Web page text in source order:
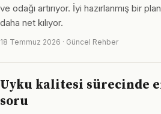
ve odağı artırıyor. İyi hazırlanmış bir
daha net kılıyor.
18 Temmuz 2026 · Güncel Rehber
Uyku kalitesi sürecinde
soru